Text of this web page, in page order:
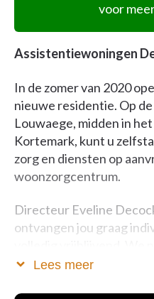
voor
Assistentiewoningen
In de zomer van 2020
nieuwe residentie. Op
Louwaege, midden in
Kortemark, kunt u
zorg en diensten op
woonzorgcentrum.
Directeur Eveline
ontvangen jou graag
je verhaal en je vragen.
Lees meer